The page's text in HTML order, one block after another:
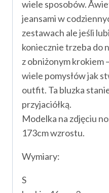
wiele sposobów.
jeansami w
zestawach ale jeśli
koniecznie trzeba do
z obniżonym krokiem
wiele pomysłów jak
outfit. Ta bluzka
przyjaciółką.
Modelka na zdjęciu nosi
173cm wzrostu.
Wymiary:
S